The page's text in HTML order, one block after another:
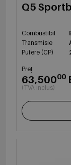
Q5
Combustibil
Transmisie
Putere (CP)
Preț
63,50000
(TVA inclus)